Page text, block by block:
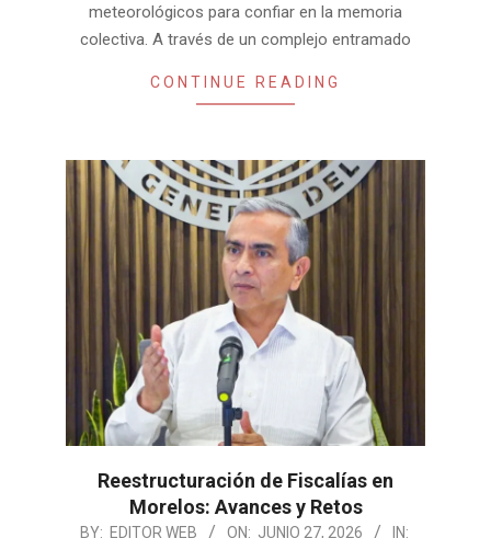
meteorológicos para confiar en la memoria
colectiva. A través de un complejo entramado
CONTINUE READING
Reestructuración de Fiscalías en
Morelos: Avances y Retos
2026-
BY: EDITOR WEB ON: JUNIO 27, 2026
IN: